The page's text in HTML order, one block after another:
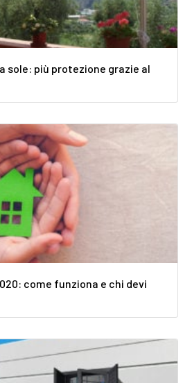
sole: più protezione grazie al
come funziona e chi devi